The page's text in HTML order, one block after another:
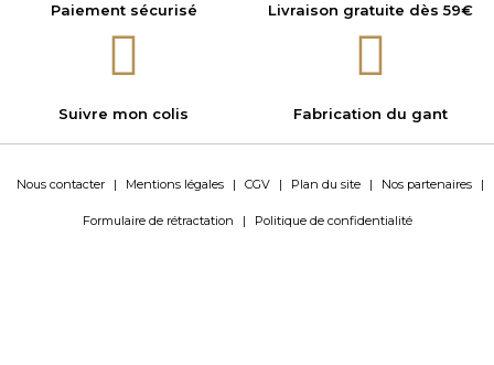
Paiement sécurisé Livraison gratuite dès 59€
Suivre mon colis Fabrication du gant
Nous contacter | Mentions légales | CGV | Plan du site | Nos partenaires |
Formulaire de rétractation | Politique de confidentialité